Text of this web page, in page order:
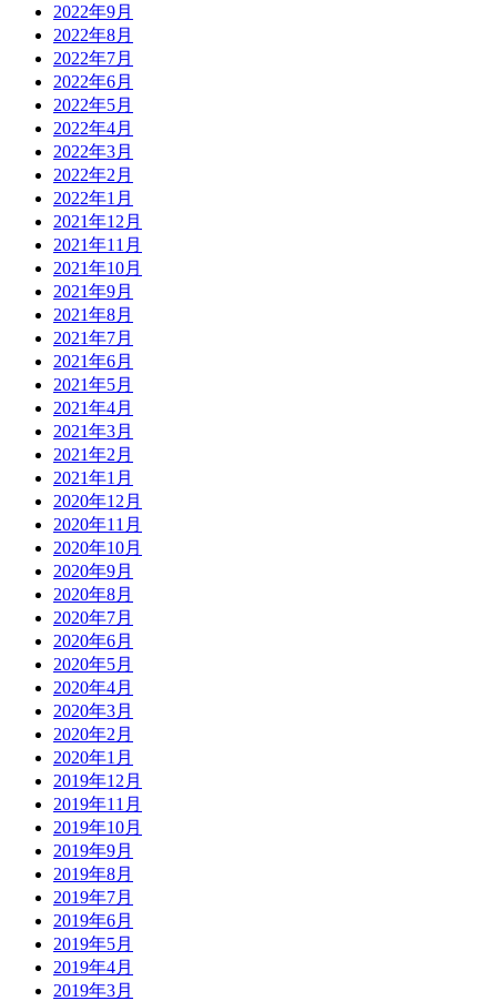
2022年9月
2022年8月
2022年7月
2022年6月
2022年5月
2022年4月
2022年3月
2022年2月
2022年1月
2021年12月
2021年11月
2021年10月
2021年9月
2021年8月
2021年7月
2021年6月
2021年5月
2021年4月
2021年3月
2021年2月
2021年1月
2020年12月
2020年11月
2020年10月
2020年9月
2020年8月
2020年7月
2020年6月
2020年5月
2020年4月
2020年3月
2020年2月
2020年1月
2019年12月
2019年11月
2019年10月
2019年9月
2019年8月
2019年7月
2019年6月
2019年5月
2019年4月
2019年3月